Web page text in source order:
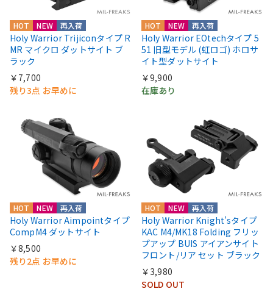
HOT NEW 再入荷
Holy Warrior Trijiconタイプ R
MR マイクロ ダットサイト ブ
ラック
￥7,700
残り3点 お早めに
HOT NEW 再入荷
Holy Warrior EOtechタイプ 5
51 旧型モデル (虹ロゴ) ホロサ
イト型ダットサイト
￥9,900
在庫あり
HOT NEW 再入荷
Holy Warrior Aimpointタイプ
CompM4 ダットサイト
￥8,500
残り2点 お早めに
HOT NEW 再入荷
Holy Warrior Knight'sタイプ
KAC M4/MK18 Folding フリッ
プアップ BUIS アイアンサイト
フロント/リア セット ブラック
￥3,980
SOLD OUT